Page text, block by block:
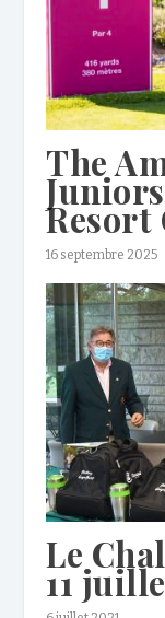
The
Resort
16 septembre 2025
Le
11